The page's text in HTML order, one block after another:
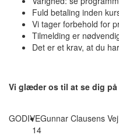
Fuld betaling inden
Vi tager forbehold for
Tilmelding er
Det er et krav, at du
Vi glæder os til at se dig
GODIVEGunnar Clausens Vej
14